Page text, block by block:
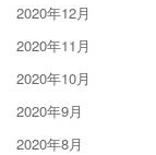
2020年12月
2020年11月
2020年10月
2020年9月
2020年8月